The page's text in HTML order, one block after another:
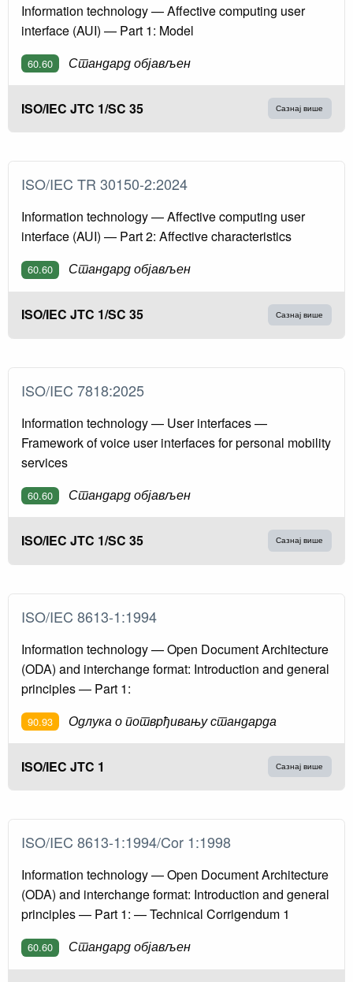
Information technology — Affective computing user
interface (AUI) — Part 1: Model
60.60 Стандард објављен
ISO/IEC JTC 1/SC 35 Сазнај више
ISO/IEC TR 30150-2:2024
Information technology — Affective computing user
interface (AUI) — Part 2: Affective characteristics
60.60 Стандард објављен
ISO/IEC JTC 1/SC 35 Сазнај више
ISO/IEC 7818:2025
Information technology — User interfaces —
Framework of voice user interfaces for personal mobility
services
60.60 Стандард објављен
ISO/IEC JTC 1/SC 35 Сазнај више
ISO/IEC 8613-1:1994
Information technology — Open Document Architecture
(ODA) and interchange format: Introduction and general
principles — Part 1:
90.93 Одлука о потврђивању стандарда
ISO/IEC JTC 1 Сазнај више
ISO/IEC 8613-1:1994/Cor 1:1998
Information technology — Open Document Architecture
(ODA) and interchange format: Introduction and general
principles — Part 1: — Technical Corrigendum 1
60.60 Стандард објављен